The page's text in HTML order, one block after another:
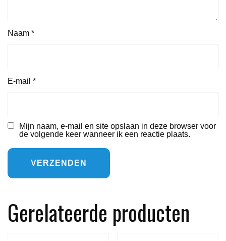
Naam *
E-mail *
Mijn naam, e-mail en site opslaan in deze browser voor
de volgende keer wanneer ik een reactie plaats.
Gerelateerde producten